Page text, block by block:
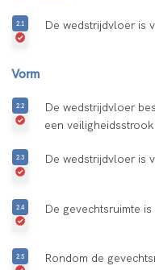
De wedstrijdvloer is
Vorm
De wedstrijdvloer
een veiligheidsstrook.
De wedstrijdvloer is
De gevechtsruimte
Rondom de